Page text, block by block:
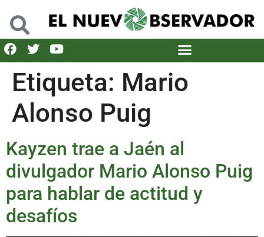
Etiqueta: Mario
Alonso Puig
Kayzen trae a Jaén al
divulgador Mario Alonso Puig
para hablar de actitud y
desafíos